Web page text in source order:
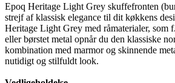
Epoq Heritage Light Grey skuffefronten
strejf af klassisk elegance til dit køkkens
Heritage Light Grey med råmaterialer, som
eller børstet metal opnår du den klassiske
kombination med marmor og skinnende
nutidigt og stilfuldt look.